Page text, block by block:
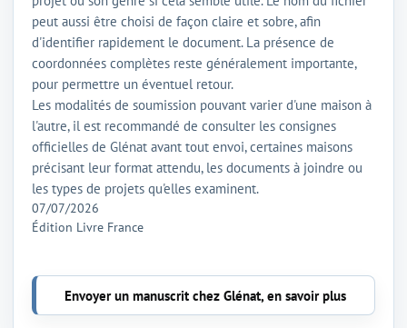
peut aussi être choisi de façon claire et sobre, afin
d'identifier rapidement le document. La présence de
coordonnées complètes reste généralement importante,
pour permettre un éventuel retour.
Les modalités de soumission pouvant varier d'une maison à
l'autre, il est recommandé de consulter les consignes
officielles de Glénat avant tout envoi, certaines maisons
précisant leur format attendu, les documents à joindre ou
les types de projets qu'elles examinent.
07/07/2026
Édition Livre France
Envoyer un manuscrit chez Glénat, en savoir plus